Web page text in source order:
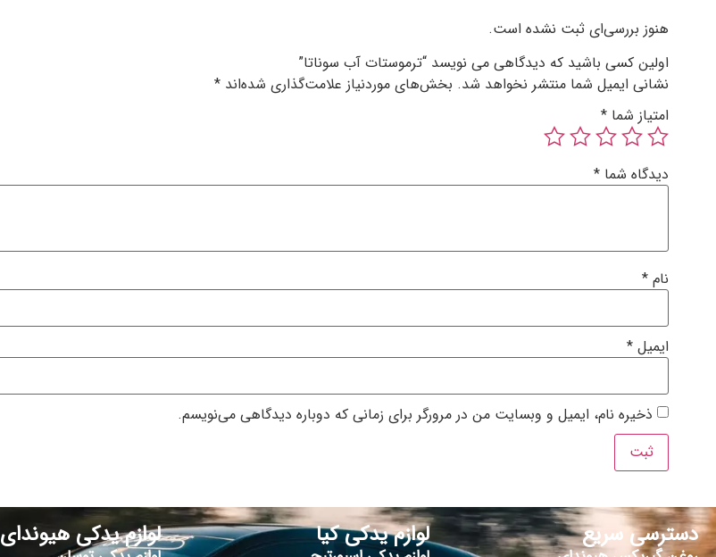
هنوز بررسی‌ای ثبت نشده است.
اولین کسی باشید که دیدگاهی می نویسد “ترموستات آب سوناتا”
نشانی ایمیل شما منتشر نخواهد شد. بخش‌های موردنیاز علامت‌گذاری شده‌اند*
امتیاز شما*
دیدگاه شما*
نام*
ایمیل*
ذخیره نام، ایمیل و وبسایت من در مرورگر برای زمانی که دوباره دیدگاهی می‌نویسم.
دسترسی سریع لوازم یدکی کیا لوازم یدکی هیوندای